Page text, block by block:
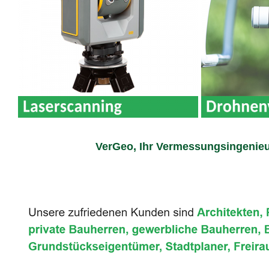
VerGeo, Ihr